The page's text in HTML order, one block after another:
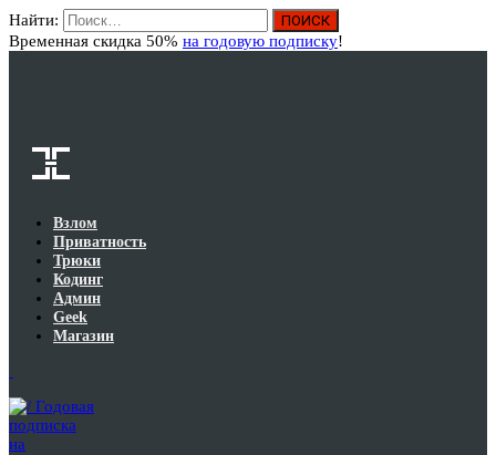
Найти:
Временная скидка 50% на годовую подписку!
Взлом
Приватность
Трюки
Кодинг
Админ
Geek
Магазин
Годовая
подписка
на